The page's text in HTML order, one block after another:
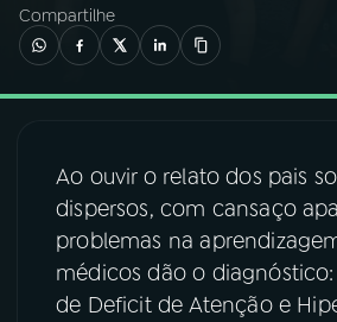
02A RÁDIO
04PROGRAMAS
05PODCASTS
Compartilhe
Ao ouvir o relato dos pais
dispersos, com cansaço
problemas na
médicos dão o
de Deficit de Atenção e